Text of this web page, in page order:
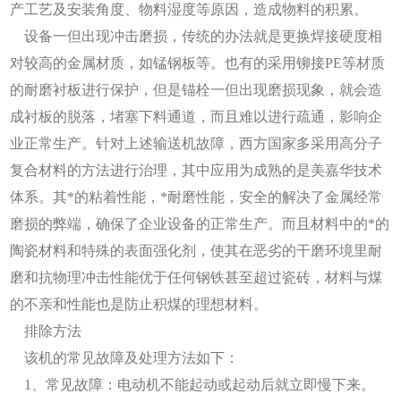
产工艺及安装角度、物料湿度等原因，造成物料的积累。
设备一但出现冲击磨损，传统的办法就是更换焊接硬度相
对较高的金属材质，如锰钢板等。也有的采用铆接PE等材质
的耐磨衬板进行保护，但是锚栓一但出现磨损现象，就会造
成衬板的脱落，堵塞下料通道，而且难以进行疏通，影响企
业正常生产。针对上述输送机故障，西方国家多采用高分子
复合材料的方法进行治理，其中应用为成熟的是美嘉华技术
体系。其*的粘着性能，*耐磨性能，安全的解决了金属经常
磨损的弊端，确保了企业设备的正常生产。而且材料中的*的
陶瓷材料和特殊的表面强化剂，使其在恶劣的干磨环境里耐
磨和抗物理冲击性能优于任何钢铁甚至超过瓷砖，材料与煤
的不亲和性能也是防止积煤的理想材料。
排除方法
该机的常见故障及处理方法如下：
1、常见故障：电动机不能起动或起动后就立即慢下来。